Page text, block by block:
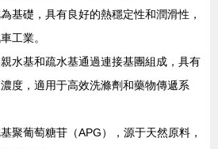
基礎，具有良好的熱穩定性和潤滑性，
工業。
水基和疏水基通過連接基團組成，具有
度，適用于高效洗滌劑和藥物傳遞系
聚葡萄糖苷（APG），源于天然原料，